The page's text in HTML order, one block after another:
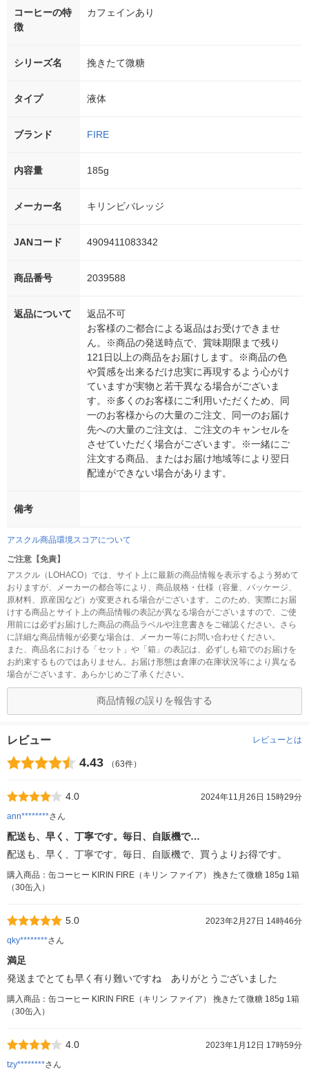
コーヒーの特
徴
カフェインあり
シリーズ名 挽きたて微糖
タイプ 液体
ブランド FIRE
内容量 185g
メーカー名 キリンビバレッジ
JANコード 4909411083342
商品番号 2039588
返品について
返品不可
お客様のご都合による返品はお受けできませ
ん。※商品の発送時点で、賞味期限まで残り
121日以上の商品をお届けします。※商品の色
や質感を出来るだけ忠実に再現するよう心がけ
ていますが実物と若干異なる場合がございま
す。※多くのお客様にご利用いただくため、同
一のお客様からの大量のご注文、同一のお届け
先への大量のご注文は、ご注文のキャンセルを
させていただく場合がございます。※一緒にご
注文する商品、またはお届け地域等により翌日
配達ができない場合があります。
備考
アスクル商品環境スコアについて
ご注意【免責】
アスクル（LOHACO）では、サイト上に最新の商品情報を表示するよう努めて
おりますが、メーカーの都合等により、商品規格・仕様（容量、パッケージ、
原材料、原産国など）が変更される場合がございます。このため、実際にお届
けする商品とサイト上の商品情報の表記が異なる場合がございますので、ご使
用前には必ずお届けした商品の商品ラベルや注意書きをご確認ください。さら
に詳細な商品情報が必要な場合は、メーカー等にお問い合わせください。
また、商品名における「セット」や「箱」の表記は、必ずしも箱でのお届けを
お約束するものではありません。お届け形態は倉庫の在庫状況等により異なる
場合がございます。あらかじめご了承ください。
商品情報の誤りを報告する
レビュー レビューとは
4.43 （63件）
4.0
2024年11月26日 15時29分
ann********さん
配送も、早く、丁寧です。毎日、自販機で…
配送も、早く、丁寧です。毎日、自販機で、買うよりお得です。
購入商品：缶コーヒー KIRIN FIRE（キリン ファイア） 挽きたて微糖 185g 1箱
（30缶入）
5.0
2023年2月27日 14時46分
qky********さん
満足
発送までとても早く有り難いですね ありがとうございました
購入商品：缶コーヒー KIRIN FIRE（キリン ファイア） 挽きたて微糖 185g 1箱
（30缶入）
4.0
2023年1月12日 17時59分
tzy********さん